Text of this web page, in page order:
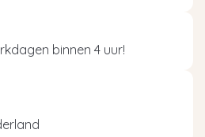
binnen 4 uur!